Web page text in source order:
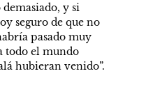
y si
seguro de que no
pasado muy
todo el mundo
hubieran venido”.